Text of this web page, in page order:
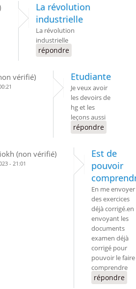
La révolution
industrielle
La révolution
industrielle
répondre
vérifié) Etudiante
Je veux avoir
les devoirs de
hg et les
leçons aussi
répondre
(non vérifié)
- 21:01
Est de
pouvoir
En me envoyer
des exercices
déjà corrigé.en
envoyant les
documents
examen déjà
corrigé pour
pouvoir le
comprendre
répondre